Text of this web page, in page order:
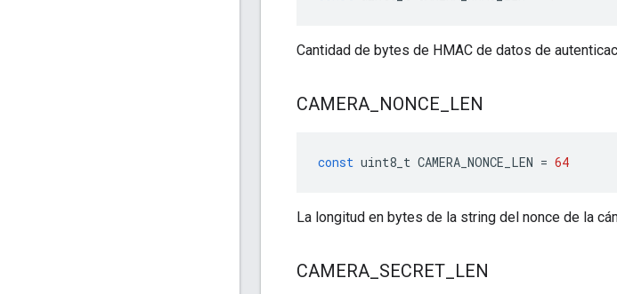
Cantidad de bytes de HMAC de datos de
CAMERA NONCE LEN
const uint8_t CAMERA_NONCE_LEN = 64
La longitud en bytes de la string del nonce de la
CAMERA SECRET LEN